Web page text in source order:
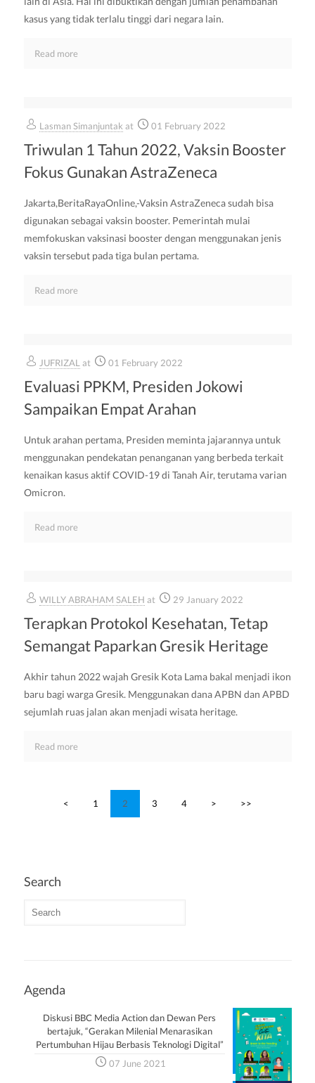
kasus yang tidak terlalu tinggi dari negara lain.
Read more
Lasman Simanjuntak at 01 February 2022
Triwulan 1 Tahun 2022, Vaksin Booster
Fokus Gunakan AstraZeneca
Jakarta,BeritaRayaOnline,-Vaksin AstraZeneca sudah bisa
digunakan sebagai vaksin booster. Pemerintah mulai
memfokuskan vaksinasi booster dengan menggunakan jenis
vaksin tersebut pada tiga bulan pertama.
Read more
JUFRIZAL at 01 February 2022
Evaluasi PPKM, Presiden Jokowi
Sampaikan Empat Arahan
Untuk arahan pertama, Presiden meminta jajarannya untuk
menggunakan pendekatan penanganan yang berbeda terkait
kenaikan kasus aktif COVID-19 di Tanah Air, terutama varian
Omicron.
Read more
WILLY ABRAHAM SALEH at 29 January 2022
Terapkan Protokol Kesehatan, Tetap
Semangat Paparkan Gresik Heritage
Akhir tahun 2022 wajah Gresik Kota Lama bakal menjadi ikon
baru bagi warga Gresik. Menggunakan dana APBN dan APBD
sejumlah ruas jalan akan menjadi wisata heritage.
Read more
< 1 2 3 4 > >>
Search
Agenda
Diskusi BBC Media Action dan Dewan Pers
bertajuk, “Gerakan Milenial Menarasikan
Pertumbuhan Hijau Berbasis Teknologi Digital”
07 June 2021